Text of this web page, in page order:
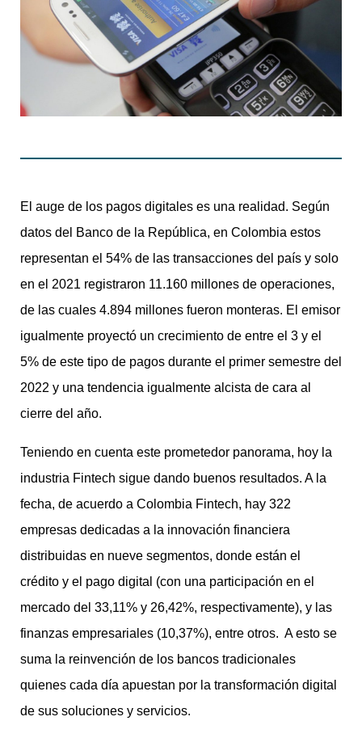
El auge de los pagos digitales es una realidad. Según
datos del Banco de la República, en Colombia estos
representan el 54% de las transacciones del país y solo
en el 2021 registraron 11.160 millones de operaciones,
de las cuales 4.894 millones fueron monteras. El emisor
igualmente proyectó un crecimiento de entre el 3 y el
5% de este tipo de pagos durante el primer semestre del
2022 y una tendencia igualmente alcista de cara al
cierre del año.
Teniendo en cuenta este prometedor panorama, hoy la
industria Fintech sigue dando buenos resultados. A la
fecha, de acuerdo a Colombia Fintech, hay 322
empresas dedicadas a la innovación financiera
distribuidas en nueve segmentos, donde están el
crédito y el pago digital (con una participación en el
mercado del 33,11% y 26,42%, respectivamente), y las
finanzas empresariales (10,37%), entre otros. A esto se
suma la reinvención de los bancos tradicionales
quienes cada día apuestan por la transformación digital
de sus soluciones y servicios.